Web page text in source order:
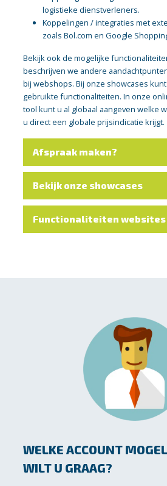
logistieke dienstverleners.
Koppelingen / integraties met
zoals Bol.com en Google
Bekijk ook de mogelijke
beschrijven we andere
bij webshops. Bij onze showcases
gebruikte functionaliteiten. In onze
tool kunt u al globaal aangeven welke
u direct een globale prijsindicatie krijgt.
Afspraak maken?
Bekijk onze showcases
Functionaliteiten websites
WELKE ACCOUNT
WILT U GRAAG?